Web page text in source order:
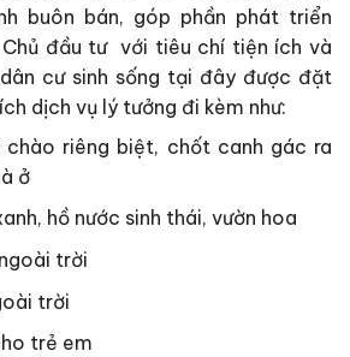
buôn bán, góp phần phát triển
Chủ đầu tư với tiêu chí tiện ích và
cư sinh sống tại đây được đặt
dịch vụ lý tưởng đi kèm như:
chào riêng biệt, chốt canh gác ra
ở
hồ nước sinh thái, vườn hoa
trời
trời
trẻ em